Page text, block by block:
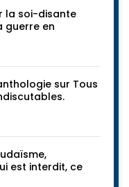
la soi-disante
guerre en
sur Tous
est interdit, ce